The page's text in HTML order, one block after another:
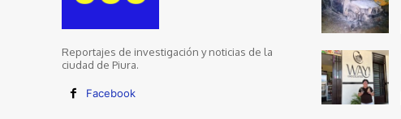
Reportajes de investigación y noticias de la
ciudad de Piura.
Facebook